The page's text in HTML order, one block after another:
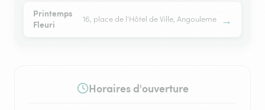
Printemps
Fleuri
16, place de l'Hôtel de Ville, Angouleme →
Horaires d'ouverture